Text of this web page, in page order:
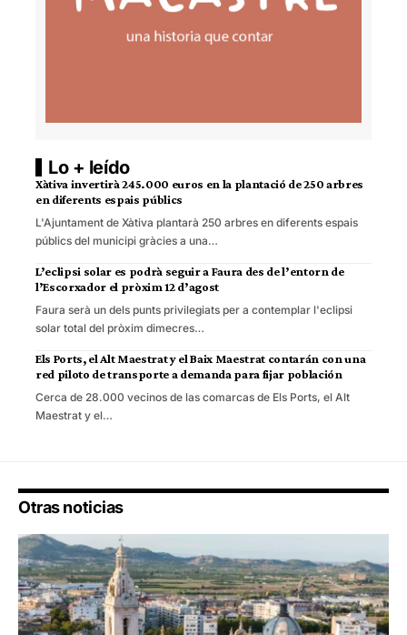
Lo + leído
Xàtiva invertirà 245.000 euros en la plantació de 250 arbres
en diferents espais públics
L'Ajuntament de Xàtiva plantarà 250 arbres en diferents espais
públics del municipi gràcies a una…
L’eclipsi solar es podrà seguir a Faura des de l’entorn de
l’Escorxador el pròxim 12 d’agost
Faura serà un dels punts privilegiats per a contemplar l'eclipsi
solar total del pròxim dimecres…
Els Ports, el Alt Maestrat y el Baix Maestrat contarán con una
red piloto de transporte a demanda para fijar población
Cerca de 28.000 vecinos de las comarcas de Els Ports, el Alt
Maestrat y el…
Otras noticias